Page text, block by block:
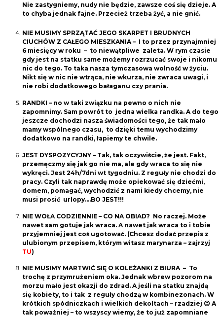
Nie zastygniemy, nudy nie będzie, zawsze coś się dzieje. A
to chyba jednak fajne. Przecież trzeba żyć, a nie gnić.
NIE MUSIMY SPRZĄTAĆ JEGO SKARPET I BRUDNYCH
CIUCHÓW Z CAŁEGO MIESZKANIA – I to przez przynajmniej
6 miesięcy w roku – to niewątpliwe zaleta. W rym czasie
gdy jest na statku same możemy rozrzucać swoje i nikomu
nic do tego. To taka nasza tymczasowa wolność w życiu.
Nikt się w nic nie wtrąca, nie wkurza, nie zwraca uwagi, i
nie robi dodatkowego bałaganu czy prania.
RANDKI – no w taki związku na pewno o nich nie
zapomnimy. Sam powrót to jedna wielka randka. A do tego
jeszcze dochodzi nasza świadomości tego, że tak mało
mamy wspólnego czasu, to dzięki temu wychodzimy
dodatkowo na randki, łapiemy te chwile.
JEST DYSPOZYCYJNY – Tak, tak oczywiście, że jest. Fakt,
przemęczmy się jak go nie ma, ale gdy wraca to się nie
wykręci. Jest 24h/7dni wt tygodniu. Z reguły nie chodzi do
pracy. Czyli tak naprawdę może opiekować się dziećmi,
domem, pomagać, wychodzić z nami kiedy chcemy, nie
musi prosić urlopy….BO JEST!!!
NIE WOŁA CODZIENNIE – CO NA OBIAD? No raczej. Może
nawet sam gotuje jak wraca. A nawet jak wraca to i tobie
przyjemniej jest coś ugotować. (Chcesz dodać przepis z
ulubionym przepisem, którym witasz marynarza – zajrzyj
TU)
NIE MUSIMY MARTWIĆ SIĘ O KOLEŻANKI Z BIURA – To
trochę z przymrużeniem oka. Jednak wbrew pozorom na
morzu mało jest okazji do zdrad. A jeśli na statku znajdą
się kobiety, to i tak z reguły chodzą w kombinezonach. W
krótkich spódniczkach i wielkich dekoltach – rzadziej 😉 A
tak poważniej – to wszyscy wiemy, że to już zapomniane